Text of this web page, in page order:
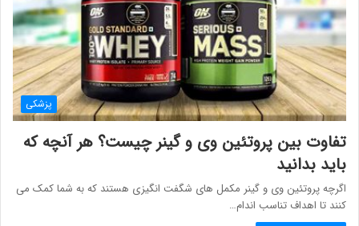
پزشکی
تفاوت بین پروتئین وی و گینر چیست؟ هر آنچه که
باید بدانید
اگرچه پروتئین وی و گینر مکمل های شگفت انگیزی هستند که به شما کمک می
کنند تا اهداف تناسب اندام…